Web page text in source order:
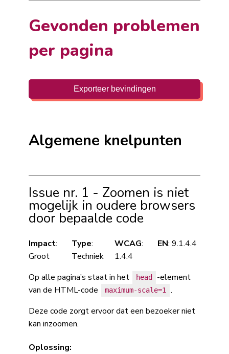
Gevonden problemen
per pagina
Exporteer bevindingen
Algemene knelpunten
Issue nr. 1 - Zoomen is niet
mogelijk in oudere browsers
door bepaalde code
Impact:
Groot
Type:
Techniek
WCAG:
1.4.4
EN: 9.1.4.4
Op alle pagina’s staat in het head
-element
van de HTML-code
maximum-scale=1
.
Deze code zorgt ervoor dat een bezoeker niet
kan inzoomen.
Oplossing: